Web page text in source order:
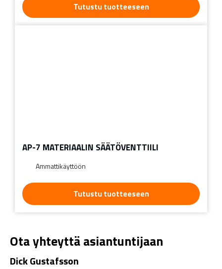
Tutustu tuotteeseen
AP-7 MATERIAALIN SÄÄTÖVENTTIILI
Ammattikäyttöön
Tutustu tuotteeseen
Ota yhteyttä asiantuntijaan
Dick Gustafsson